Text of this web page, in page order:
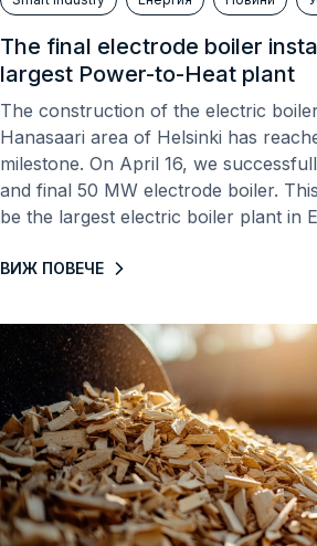
The final electrode boiler
largest Power-to-Heat plant
The construction of the electric
Hanasaari area of ​​Helsinki has
milestone. On April 16, we
and final 50 MW electrode boiler.
be the largest electric boiler plant in
ВИЖ ПОВЕЧЕ